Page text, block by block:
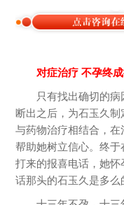
对症治疗 不孕终
只有找出确切的
断出之后，为石玉久
与药物治疗相结合，在
帮助她树立信心。终
打来的报喜电话，她
话那头的石玉久是多么